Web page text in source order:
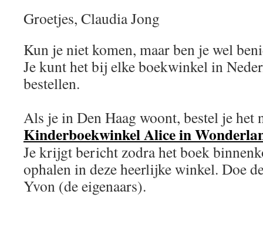
Groetjes, Claudia Jong
Kun je niet komen, maar ben je wel
Je kunt het bij elke boekwinkel in
bestellen.
Als je in Den Haag woont, bestel je
Kinderboekwinkel Alice in
Je krijgt bericht zodra het boek
ophalen in deze heerlijke winkel. Doe
Yvon (de eigenaars).